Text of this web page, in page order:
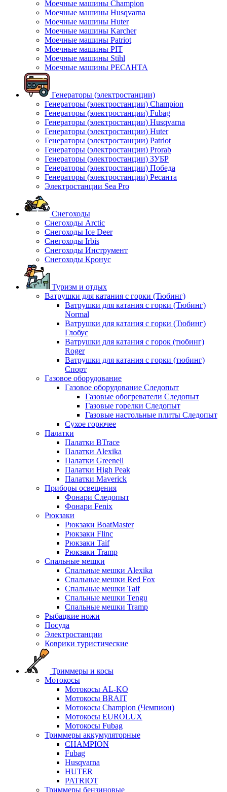
Моечные машины Champion
Моечные машины Husqvarna
Моечные машины Huter
Моечные машины Karcher
Моечные машины Patriot
Моечные машины PIT
Моечные машины Stihl
Моечные машины РЕСАНТА
Генераторы (электростанции)
Генераторы (электростанции) Champion
Генераторы (электростанции) Fubag
Генераторы (электростанции) Husqvarna
Генераторы (электростанции) Huter
Генераторы (электростанции) Patriot
Генераторы (электростанции) Prorab
Генераторы (электростанции) ЗУБР
Генераторы (электростанции) Победа
Генераторы (электростанции) Ресанта
Электростанции Sea Pro
Снегоходы
Снегоходы Arctic
Снегоходы Ice Deer
Снегоходы Irbis
Снегоходы Инструмент
Снегоходы Кронус
Туризм и отдых
Ватрушки для катания с горки (Тюбинг)
Ватрушки для катания с горки (Тюбинг)
Normal
Ватрушки для катания с горки (Тюбинг)
Глобус
Ватрушки для катания с горок (тюбинг)
Roger
Ватрушки для катания с горки (тюбинг)
Спорт
Газовое оборудование
Газовое оборудование Следопыт
Газовые обогреватели Следопыт
Газовые горелки Следопыт
Газовые настольные плиты Следопыт
Сухое горючее
Палатки
Палатки BTrace
Палатки Alexika
Палатки Greenell
Палатки High Peak
Палатки Maverick
Приборы освещения
Фонари Следопыт
Фонари Fenix
Рюкзаки
Рюкзаки BoatMaster
Рюкзаки Flinc
Рюкзаки Taif
Рюкзаки Tramp
Спальные мешки
Спальные мешки Alexika
Спальные мешки Red Fox
Спальные мешки Taif
Спальные мешки Tengu
Спальные мешки Tramp
Рыбацкие ножи
Посуда
Электростанции
Коврики туристические
Триммеры и косы
Мотокосы
Мотокосы AL-KO
Мотокосы BRAIT
Мотокосы Champion (Чемпион)
Мотокосы EUROLUX
Мотокосы Fubag
Триммеры аккумуляторные
CHAMPION
Fubag
Husqvarna
HUTER
PATRIOT
Триммеры бензиновые